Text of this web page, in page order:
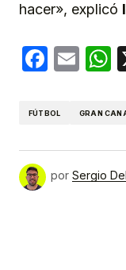
hacer», explicó
FÚTBOL GRAN
por Sergio